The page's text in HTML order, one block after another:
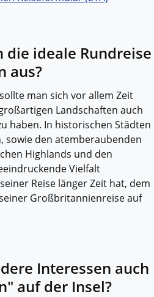
ideale Rundreise
aus?
man sich vor allem Zeit
Landschaften auch
haben. In historischen Städten
sowie den atemberaubenden
Highlands und den
Vielfalt
Reise länger Zeit hat, dem
Großbritannienreise auf
Interessen auch
auf der Insel?